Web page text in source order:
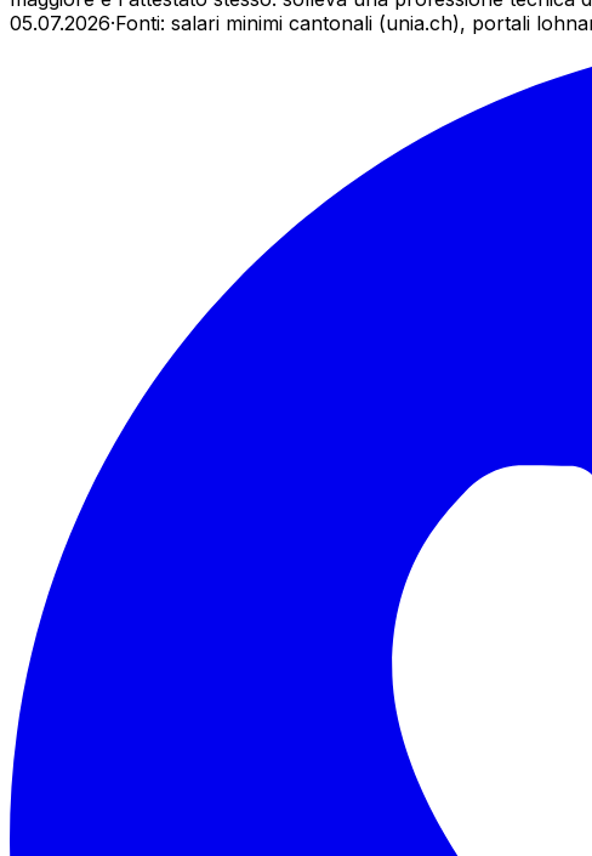
05.07.2026·Fonti: salari minimi cantonali (unia.ch), portali